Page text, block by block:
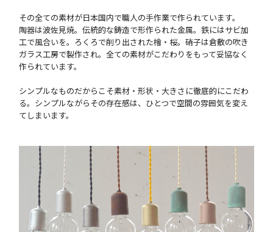
その全ての素材が日本国内で職人の手作業で作られています。
陶器は波佐見焼。伝統的な鋳造で形作られた金属。鉄にはサビ加
工で風合いを。ろくろで削り出された檜・桜。硝子は倉敷の吹き
ガラス工房で製作され。全ての素材がこだわりをもって妥協なく
作られています。
シンプルなものだからこそ素材・形状・大きさに徹底的にこだわ
る。シンプルながらその存在感は、ひとつで空間の雰囲気を変え
てしまいます。